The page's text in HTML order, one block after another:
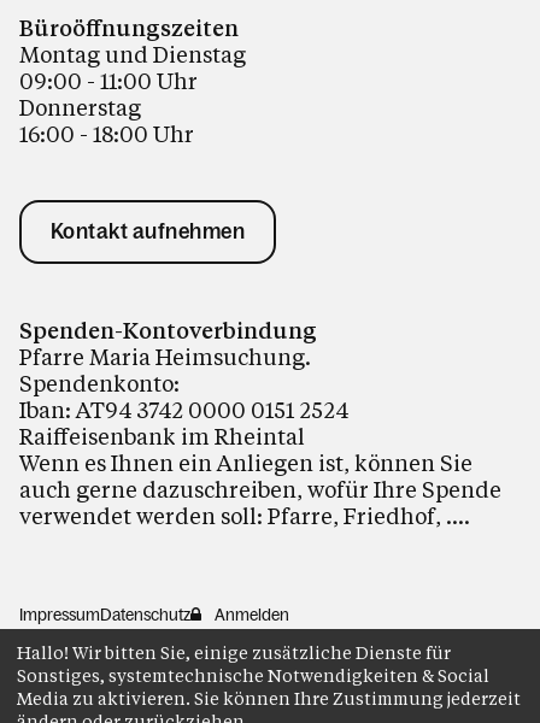
Büroöffnungszeiten
Montag und Dienstag
09:00 - 11:00 Uhr
Donnerstag
16:00 - 18:00 Uhr
Kontakt aufnehmen
Spenden-Kontoverbindung
Pfarre Maria Heimsuchung.
Spendenkonto:
Iban: AT94 3742 0000 0151 2524
Raiffeisenbank im Rheintal
Wenn es Ihnen ein Anliegen ist, können Sie
auch gerne dazuschreiben, wofür Ihre Spende
verwendet werden soll: Pfarre, Friedhof, ....
ImpressumDatenschutz Anmelden
Hallo! Wir bitten Sie, einige zusätzliche Dienste für
Sonstiges, systemtechnische Notwendigkeiten & Social
Media zu aktivieren. Sie können Ihre Zustimmung jederzeit